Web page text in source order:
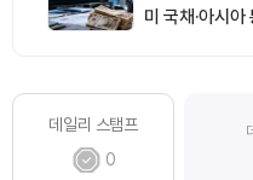
미 국채·아시아
데일리 스탬프
0